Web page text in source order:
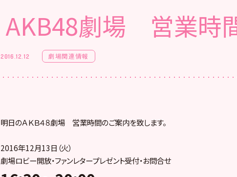
AKB48劇場 営業時
2016.12.12 劇場関連情報
明日のＡＫＢ４８劇場 営業時間のご案内を致します。
2016年12月13日（火）
劇場ロビー開放・ファンレタープレゼント受付・お問合せ